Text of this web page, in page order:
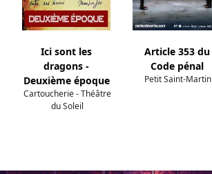
Ici sont les
dragons -
Deuxième époque
Cartoucherie - Théâtre
du Soleil
Article 353 du
Code pénal
Petit Saint-Martin